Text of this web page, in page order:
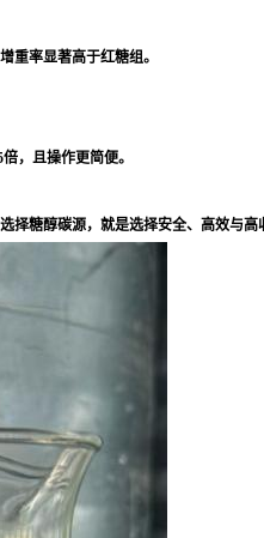
重率显著高于红糖组。
，且操作更简便。
择糖醇碳源，就是选择安全、高效与高